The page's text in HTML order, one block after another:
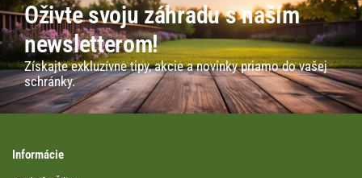
Oživte svoju záhradu s naším
newsletterom!
Získajte exkluzívne tipy, akcie a novinky priamo do vašej
schránky.
Informácie